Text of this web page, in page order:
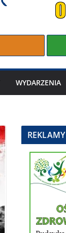
WYDARZENIA
REKLAMY